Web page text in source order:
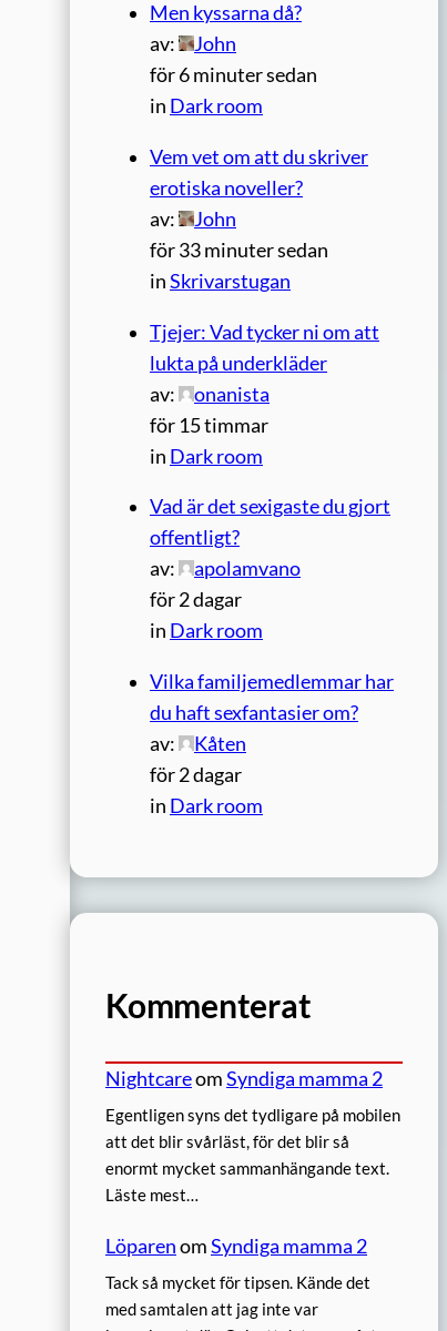
Men kyssarna då?
av:
John
för 6 minuter sedan
in Dark room
Vem vet om att du skriver
erotiska noveller?
av:
John
för 33 minuter sedan
inSkrivarstugan
Tjejer: Vad tycker ni om att
lukta på underkläder
av:
onanista
för 15 timmar
in Dark room
Vad är det sexigaste du gjort
offentligt?
av:
apolamvano
för 2 dagar
in Dark room
Vilka familjemedlemmar har
du haft sexfantasier om?
av:
Kåten
för 2 dagar
in Dark room
Kommenterat
NightcareomSyndiga mamma 2
Egentligen syns det tydligare på mobilen
att det blir svårläst, för det blir så
enormt mycket sammanhängande text.
Läste mest…
LöparenomSyndiga mamma 2
Tack så mycket för tipsen. Kände det
med samtalen att jag inte var